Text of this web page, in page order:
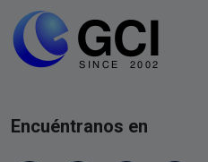
Encuéntranos en